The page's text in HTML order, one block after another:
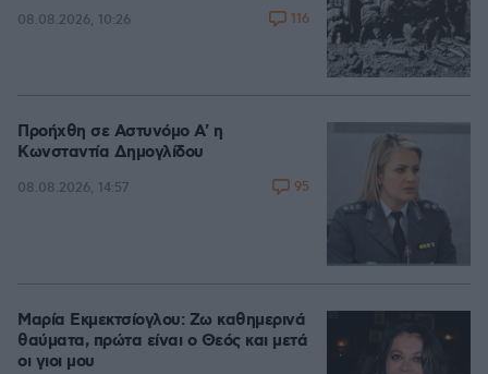
08.08.2026, 10:26 116
Προήχθη σε Αστυνόμο Α' η
Κωνσταντία Δημογλίδου
08.08.2026, 14:57 95
Μαρία Εκμεκτσίογλου: Ζω καθημερινά
θαύματα, πρώτα είναι ο Θεός και μετά
οι γιοι μου